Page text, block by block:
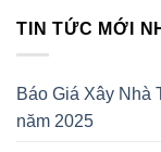
TIN TỨC MỚI
Báo Giá Xây Nhà
năm 2025